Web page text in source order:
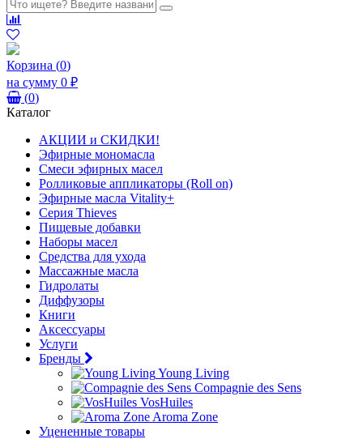
Корзина (0)
на сумму 0 ₽
(0)
Каталог
АКЦИИ и СКИДКИ!
Эфирные мономасла
Смеси эфирных масел
Ролликовые аппликаторы (Roll on)
Эфирные масла Vitality+
Серия Thieves
Пищевые добавки
Наборы масел
Средства для ухода
Массажные масла
Гидролаты
Диффузоры
Книги
Аксессуары
Услуги
Бренды
Young Living
Compagnie des Sens
VosHuiles
Aroma Zone
Уцененные товары